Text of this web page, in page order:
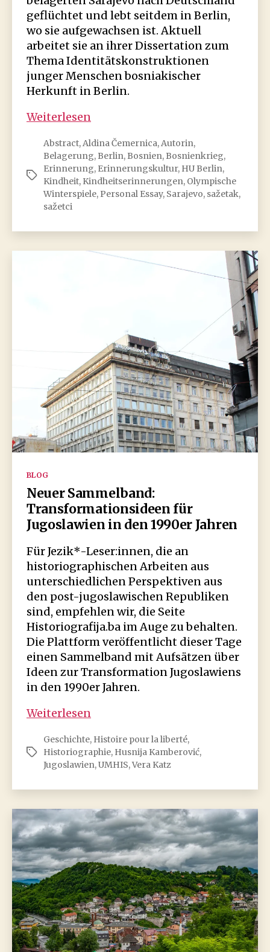
geflüchtet und lebt seitdem in Berlin,
wo sie aufgewachsen ist. Aktuell
arbeitet sie an ihrer Dissertation zum
Thema Identitätskonstruktionen
junger Menschen bosniakischer
Herkunft in Berlin.
Weiterlesen
Kindheit
im
belagerten
Sarajevo
Schlagwörter
Abstract,Aldina Čemernica,Autorin,
Belagerung, Berlin, Bosnien, Bosnienkrieg,
Erinnerung, Erinnerungskultur, HU Berlin,
Kindheit, Kindheitserinnerungen, Olympische
Winterspiele, Personal Essay, Sarajevo, sažetak,
sažetci
Kategorien
BLOG
Neuer Sammelband:
Transformationsideen für
Jugoslawien in den 1990er Jahren
Für Jezik*-Leser:innen, die an
historiographischen Arbeiten aus
unterschiedlichen Perspektiven aus
den post-jugoslawischen Republiken
sind, empfehlen wir, die Seite
Historiografija.ba im Auge zu behalten.
Die Plattform veröffentlicht dieser Tage
einen Sammelband mit Aufsätzen über
Ideen zur Transformation Jugoslawiens
in den 1990er Jahren.
Weiterlesen
Transformationsideen
für
Jugoslawien
in
1990er
Jahren
Schlagwörter
Geschichte, Histoire pour la liberté,
Historiographie, Husnija Kamberović,
Jugoslawien,UMHIS,Vera Katz